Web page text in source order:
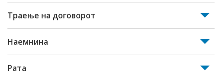
Траење на договорот
Наемнина
Рата